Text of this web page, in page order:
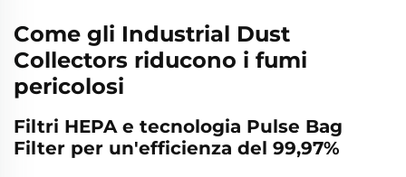
Come gli Industrial Dust
Collectors riducono i fumi
pericolosi
Filtri HEPA e tecnologia Pulse Bag
Filter per un'efficienza del 99,97%